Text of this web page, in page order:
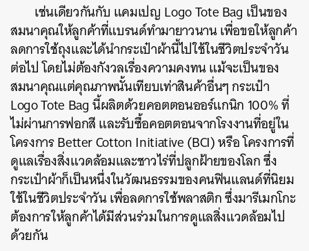
เช่นเดียวกันกับ แคมเปญ Logo Tote Bag เป็นของ
สมนาคุณให้ลูกค้าที่แบรนด์ทำมายาวนาน เพื่อขอให้ลูกค้า
ลดการใช้ถุงและได้นำกระเป๋าผ้านี้ไปใช้ในชีวิตประจำวัน
ต่อไป โดยไม่ต้องกังวลเรื่องความคงทน แม้จะเป็นของ
สมนาคุณแต่คุณภาพนั้นเทียบเท่าสินค้าอื่นๆ กระเป๋า
Logo Tote Bag นี้ผลิตด้วยคอตตอนออร์แกนิก 100% ที่
ไม่ผ่านการฟอกสี และรับซื้อคอตตอนจากโรงงานที่อยู่ใน
โครงการ Better Cotton Initiative (BCI) หรือ โครงการที่
ดูแลเรื่องสิ่งแวดล้อมและชาวไร่ที่ปลูกฝ้ายของโลก ซึ่ง
กระเป๋าผ้าก็เป็นหนึ่งในวัฒนธรรมของคนฟินแลนด์ที่นิยม
ใช้ในชีวิตประจำวัน เพื่อลดการใช้พลาสติก ซึ่งมารีเมกโกะ
ต้องการให้ลูกค้าได้มีส่วนร่วมในการดูแลสิ่งแวดล้อมไป
ด้วยกัน